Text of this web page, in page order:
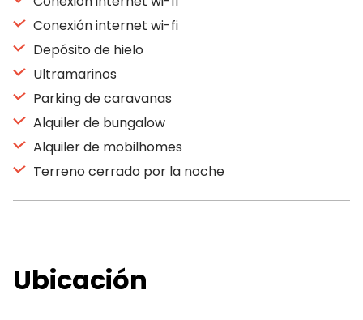
Conexión internet wi-fi
Depósito de hielo
Ultramarinos
Parking de caravanas
Alquiler de bungalow
Alquiler de mobilhomes
Terreno cerrado por la noche
Ubicación